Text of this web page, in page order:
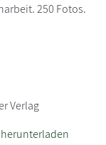
250 Fotos.
Verlag